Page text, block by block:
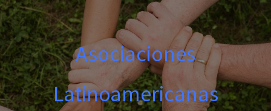
Asociaciones
Latinoamericanas